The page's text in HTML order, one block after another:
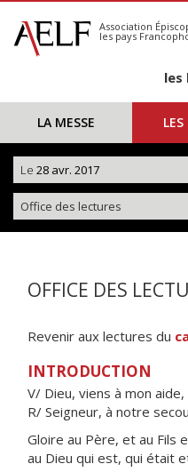
S'abonner
Calendrier
Association
les pays
les
LA MESSE LES
Le 28 avr. 2017
Office des lectures
OFFICE DES
Revenir aux lectures du
INTRODUCTION
V/ Dieu, viens à mon aide,
R/ Seigneur, à notre
Gloire au Père, et au Fils
au Dieu qui est, qui était